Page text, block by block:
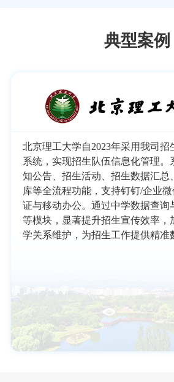
典型案例
北京理工大学自2023年采用我司招
系统，实现招生队伍信息化管理。
知公告、招生活动、招生数据汇总
库等全流程功能，支持钉钉/企业微
证与移动办公。通过中学数据查询
等模块，显著提升招生宣传效率，
学关系维护，为招生工作提供精准